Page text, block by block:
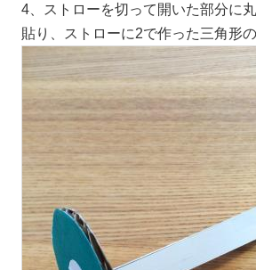
4、ストローを切って開いた部分に
貼り、ストローに2で作った三角形の